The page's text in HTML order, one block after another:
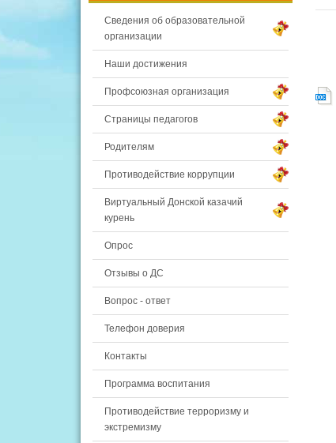
Сведения об образовательной
организации
Наши достижения
Профсоюзная организация
Страницы педагогов
Родителям
Противодействие коррупции
Виртуальный Донской казачий
курень
Опрос
Отзывы о ДС
Вопрос - ответ
Телефон доверия
Контакты
Программа воспитания
Противодействие терроризму и
экстремизму